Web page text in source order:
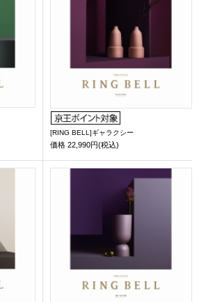
[RING BELL]ギャラクシー
価格 22,990円(税込)